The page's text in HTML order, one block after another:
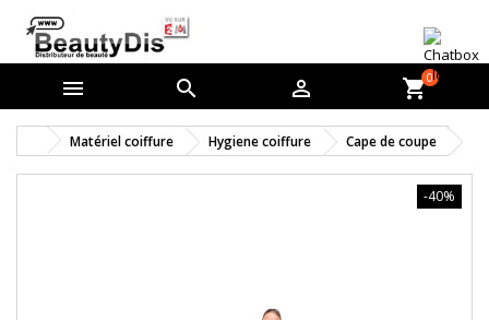
   shopping_cart0
Matériel coiffure Hygiene coiffure Cape de coupe
-40%